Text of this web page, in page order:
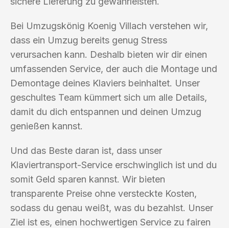
Bei Umzugskönig Koenig Villach verstehen wir,
dass ein Umzug bereits genug Stress
verursachen kann. Deshalb bieten wir dir einen
umfassenden Service, der auch die Montage und
Demontage deines Klaviers beinhaltet. Unser
geschultes Team kümmert sich um alle Details,
damit du dich entspannen und deinen Umzug
genießen kannst.
Und das Beste daran ist, dass unser
Klaviertransport-Service erschwinglich ist und du
somit Geld sparen kannst. Wir bieten
transparente Preise ohne versteckte Kosten,
sodass du genau weißt, was du bezahlst. Unser
Ziel ist es, einen hochwertigen Service zu fairen